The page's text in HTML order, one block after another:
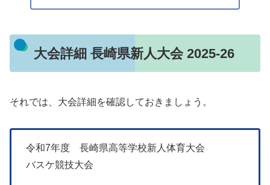
大会詳細 長崎県新人大会 2025-26
それでは、大会詳細を確認しておきましょう。
令和7年度 長崎県高等学校新人体育大会
バスケ競技大会